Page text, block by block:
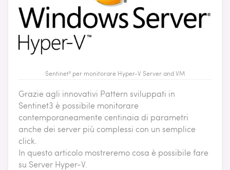
Sentinet³ per monitorare Hyper-V Server and VM
Grazie agli innovativi Pattern sviluppati in
Sentinet3 è possibile monitorare
contemporaneamente centinaia di parametri
anche dei server più complessi con un semplice
click.
In questo articolo mostreremo cosa è possibile fare
su Server Hyper-V.